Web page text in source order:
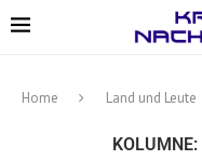
Home Land und Leute
KOLUMNE: